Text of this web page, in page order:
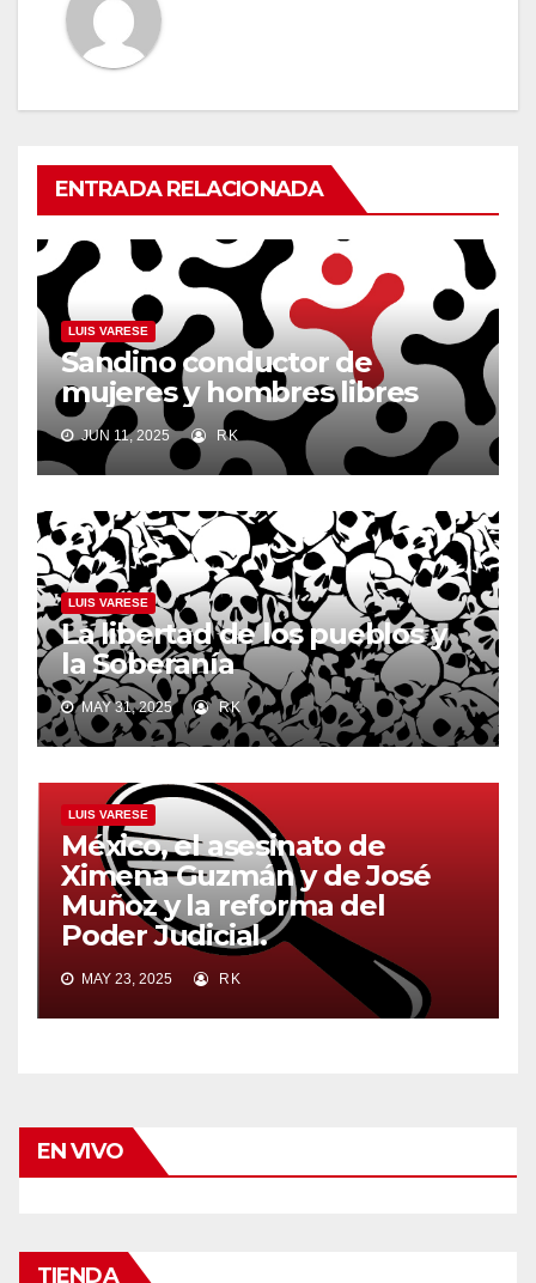
ENTRADA RELACIONADA
LUIS VARESE
Sandino conductor de
mujeres y hombres libres
JUN 11, 2025 RK
LUIS VARESE
La libertad de los pueblos y
la Soberanía
MAY 31, 2025 RK
LUIS VARESE
México, el asesinato de
Ximena Guzmán y de José
Muñoz y la reforma del
Poder Judicial.
MAY 23, 2025 RK
EN VIVO
TIENDA